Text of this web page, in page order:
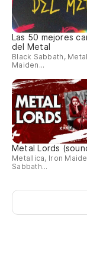
Las 50 mejores
del Metal
Black Sabbath,
Maiden...
Metal Lords
Metallica, Iron
Sabbath...